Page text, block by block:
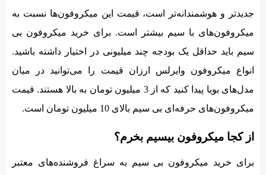
جدیدتر و هوشمندانه‌تر است، قیمت این میکروفون‌ها نسبت به
میکروفون‌های با سیم بیشتر است. برای خرید میکروفون بی
سیم باید حداقل یک بودجه چند میلیونی در اختیار داشته باشید.
انواع میکروفون وایرلس ارزان قیمت را می‌توانید در میان
مدل‌های بویا پیدا کنید که از 3 میلیون تومان به بالا هستند. قیمت
میکروفون‌های حرفه‌‌ای بی سیم بالای 10 میلیون تومان است.
از کجا میکروفون بیسیم بخرم؟
برای خرید میکروفون بی سیم به سراغ فروشنده‌های معتبر